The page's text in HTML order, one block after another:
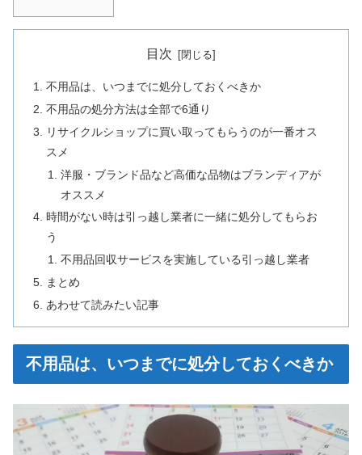
目次
不用品は、いつまでに処分しておくべきか
不用品の処分方法は全部で6通り
リサイクルショップに買い取ってもらうのが一番オス
スメ
洋服・ブランド品など高価な品物はブランディアが
オススメ
時間がない時は引っ越し業者に一緒に処分してもらお
う
不用品回収サービスを実施している引っ越し業者
まとめ
あわせて読みたい記事
不用品は、いつまでに処分しておくべきか